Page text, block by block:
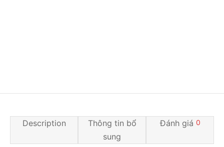
Description
Thông tin bổ
sung
Đánh giá 0